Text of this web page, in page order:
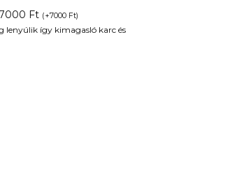
Ft (+7000 Ft)
lenyúlik így kimagasló karc és